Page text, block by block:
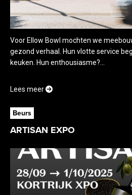
Voor Ellow Bowl mochten we
gezond verhaal. Hun vlotte service
keuken. Hun enthousiasme?...
Lees meer
Beurs
ARTISAN EXPO